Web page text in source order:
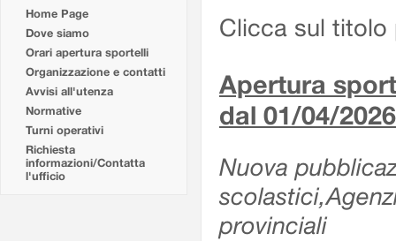
Home Page
Dove siamo
Orari apertura sportelli
Organizzazione e contatti
Avvisi all'utenza
Normative
Turni operativi
Richiesta
informazioni/Contatta
l'ufficio
Clicca sul titolo
Apertura
dal 01/04/2026
Nuova
provinciali